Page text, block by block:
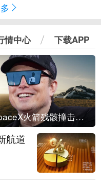
情中心 下载APP
SpaceX火箭残骸撞击月球
航道